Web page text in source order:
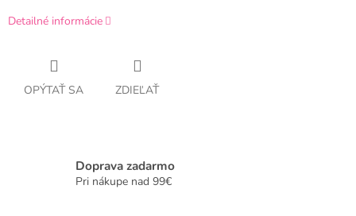
Detailné informácie
OPÝTAŤ SA ZDIEĽAŤ
Doprava zadarmo
Pri nákupe nad 99€